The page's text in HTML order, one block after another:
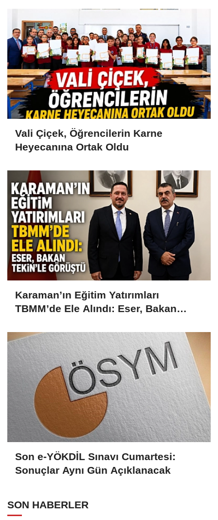
Vali Çiçek, Öğrencilerin Karne
Heyecanına Ortak Oldu
Karaman’ın Eğitim Yatırımları
TBMM’de Ele Alındı: Eser, Bakan
Son e-YÖKDİL Sınavı Cumartesi:
Sonuçlar Aynı Gün Açıklanacak
SON HABERLER